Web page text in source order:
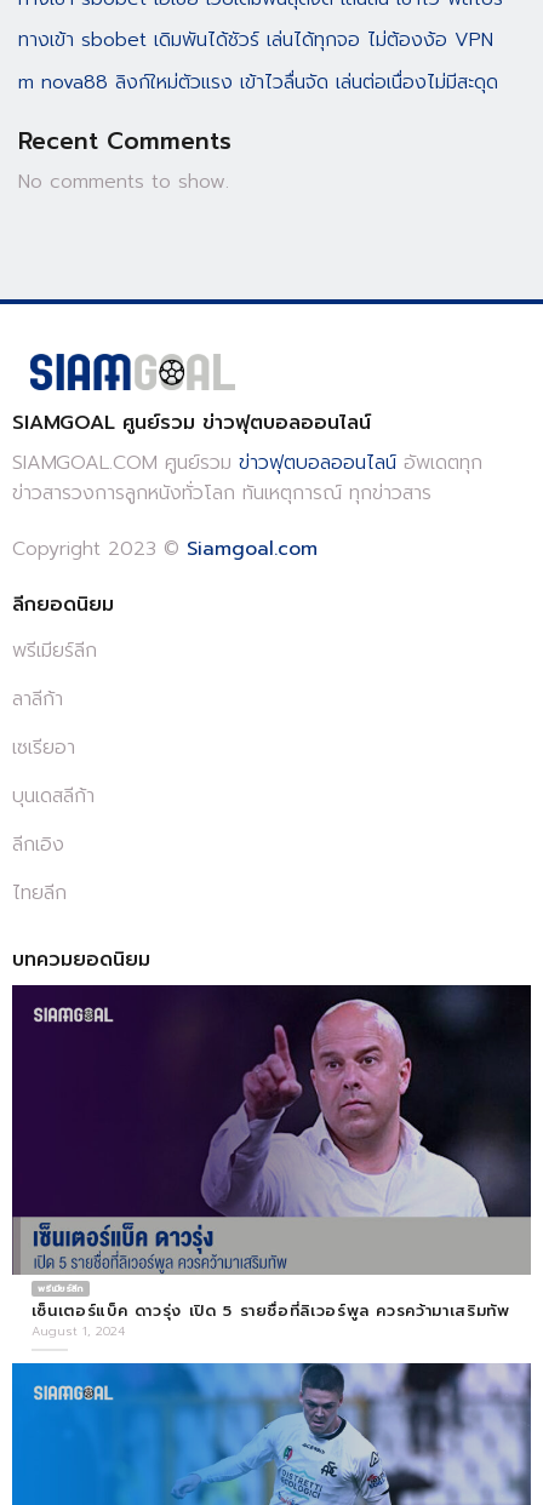
ทางเข้า sbobet เดิมพันได้ชัวร์ เล่นได้ทุกจอ ไม่ต้องง้อ VPN
m nova88 ลิงก์ใหม่ตัวแรง เข้าไวลื่นจัด เล่นต่อเนื่องไม่มีสะดุด
Recent Comments
No comments to show.
SIAMGOAL ศูนย์รวม ข่าวฟุตบอลออนไลน์
SIAMGOAL.COM ศูนย์รวม ข่าวฟุตบอลออนไลน์อัพเดตทุก
ข่าวสารวงการลูกหนังทั่วโลก ทันเหตุการณ์ ทุกข่าวสาร
Copyright 2023 © Siamgoal.com
ลีกยอดนิยม
พรีเมียร์ลีก
ลาลีก้า
เซเรียอา
บุนเดสลีก้า
ลีกเอิง
ไทยลีก
บทควมยอดนิยม
พรีเมียร์ลีก
เซ็นเตอร์แบ็ค ดาวรุ่ง เปิด 5 รายชื่อที่ลิเวอร์พูล ควรคว้ามาเสริมทัพ
August 1, 2024